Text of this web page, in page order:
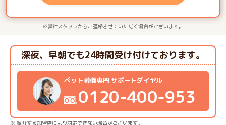
※弊社スタッフからご連絡させていただく場合がございます。
ペット葬儀専門 サポートダイヤル
0120-400-953
深夜、早朝でも24時間受け付けております。
※ 紹介する加盟店により対応できない場合がございます。